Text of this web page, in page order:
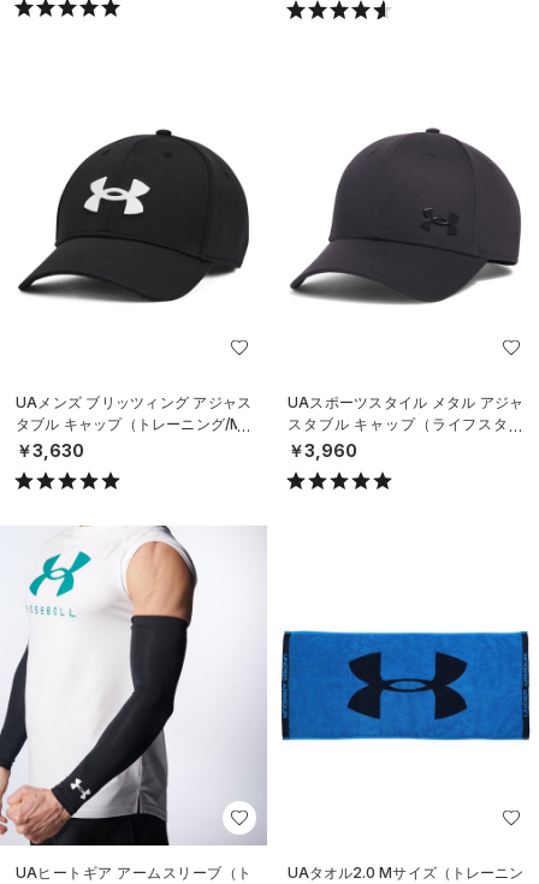
UAメンズ ブリッツィング アジャス
タブル キャップ（トレーニング/ME
N）
￥3,630
UAスポーツスタイル メタル アジャ
スタブル キャップ（ライフスタイ
ル/MEN）
￥3,960
UAヒートギア アームスリーブ（ト
UAタオル2.0 Mサイズ（トレーニン